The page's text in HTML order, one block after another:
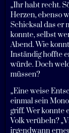
„Ihr habt recht.
Herzen, ebenso
Schicksal das er
konnte, selbst
Abend. Wie
Inständig hoffte
würde. Doch
müssen?
„Eine weise
einmal sein
griff. Wer konnte
Volk verübeln?
irgendwann